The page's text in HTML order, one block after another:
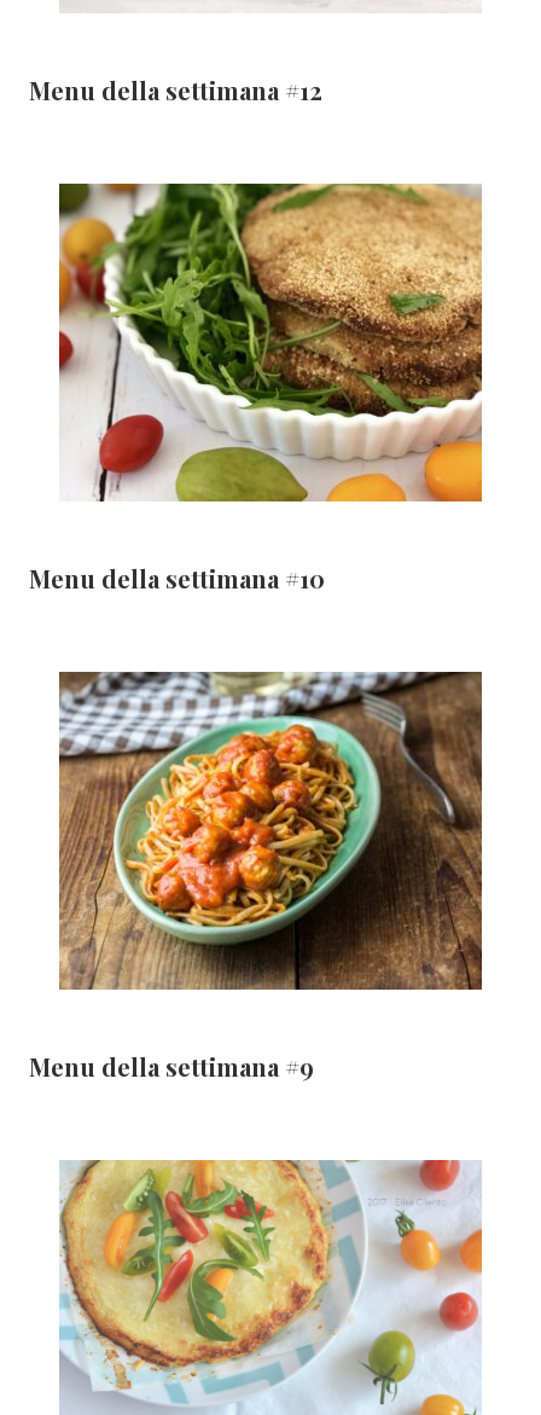
Menu della settimana #12
Menu della settimana #10
Menu della settimana #9